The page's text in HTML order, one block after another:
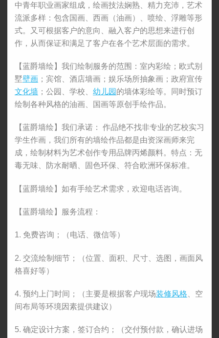
中青年职业画家组成，绘画技法娴熟、精力充沛，艺术
流派多样：包含国画、西画（油画）、喷绘、浮雕等形
式。又可根据客户的意向、融入客户的思想来进行创
作，从而保证和满足了客户在各个艺术层面的需求。
【蓝爵墙绘】我们绘制服务的范围：室内彩绘；欧式别
墅壁画 ；宾馆、酒店墙画；娱乐场所抽象画；政府宣传
文化墙 ；公园、学校、 幼儿园 的墙体彩绘等。同时预订
绘制各种风格的油画、国画等原创手绘作品。
【蓝爵墙绘】我们承诺： 作品绝不找非专业的艺校实习
学生作画，我们所有的墙绘作品都是由资深画师来完
成，绘制材料为艺术创作专用品牌丙烯颜料。特点：无
毒无味、防水耐晒、固色环保、符合欧洲环保标准。
【蓝爵墙绘】如有手绘艺术需求，欢迎电话咨询。
【蓝爵墙绘】服务流程：
1. 免费咨询；（电话、微信等）
2. 交流绘制细节；（位置、面积、尺寸、选图，画面风
格喜好等）
4. 预约上门时间；（主要是根据客户现场装修风格 、空
间布局等环境因素提供建议）
5. 确定设计方案，签订合约；（交付预付款，确认进场